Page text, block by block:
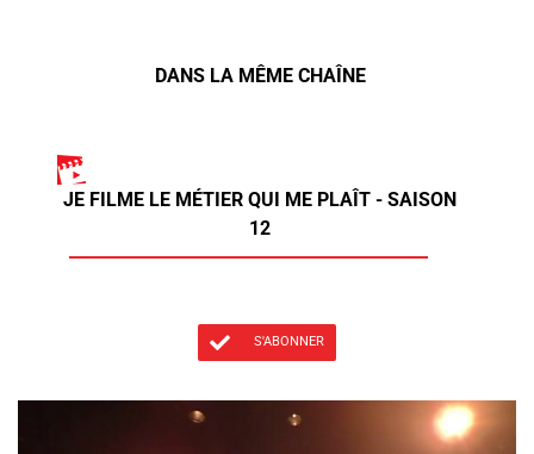
DANS LA MÊME CHAÎNE
JE FILME LE MÉTIER QUI ME PLAÎT - SAISON
12
S'ABONNER